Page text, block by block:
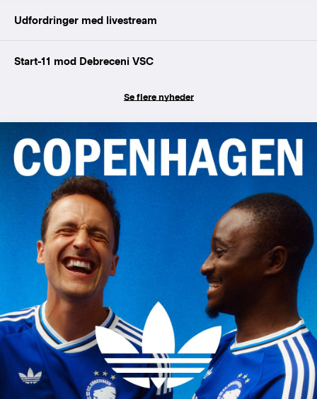
Udfordringer med livestream
Start-11 mod Debreceni VSC
Se flere nyheder